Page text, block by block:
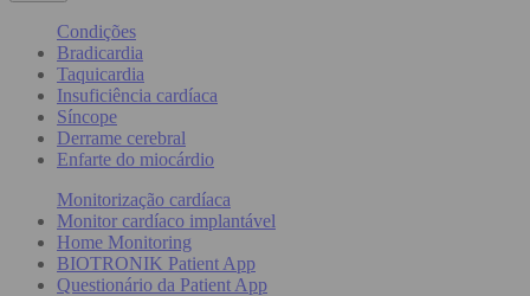
Condições
Bradicardia
Taquicardia
Insuficiência cardíaca
Síncope
Derrame cerebral
Enfarte do miocárdio
Monitorização cardíaca
Monitor cardíaco implantável
Home Monitoring
BIOTRONIK Patient App
Questionário da Patient App